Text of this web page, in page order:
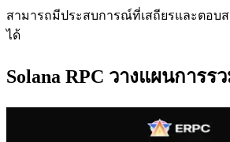
สามารถมีประสบการณ์ที่เสถียรและตอบส
ได้
Solana RPC วางแผนการร